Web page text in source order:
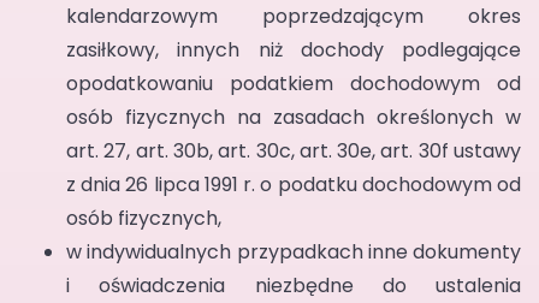
kalendarzowym poprzedzającym okres
zasiłkowy, innych niż dochody podlegające
opodatkowaniu podatkiem dochodowym od
osób fizycznych na zasadach określonych w
art. 27, art. 30b, art. 30c, art. 30e, art. 30f ustawy
z dnia 26 lipca 1991 r. o podatku dochodowym od
osób fizycznych,
w indywidualnych przypadkach inne dokumenty
i oświadczenia niezbędne do ustalenia